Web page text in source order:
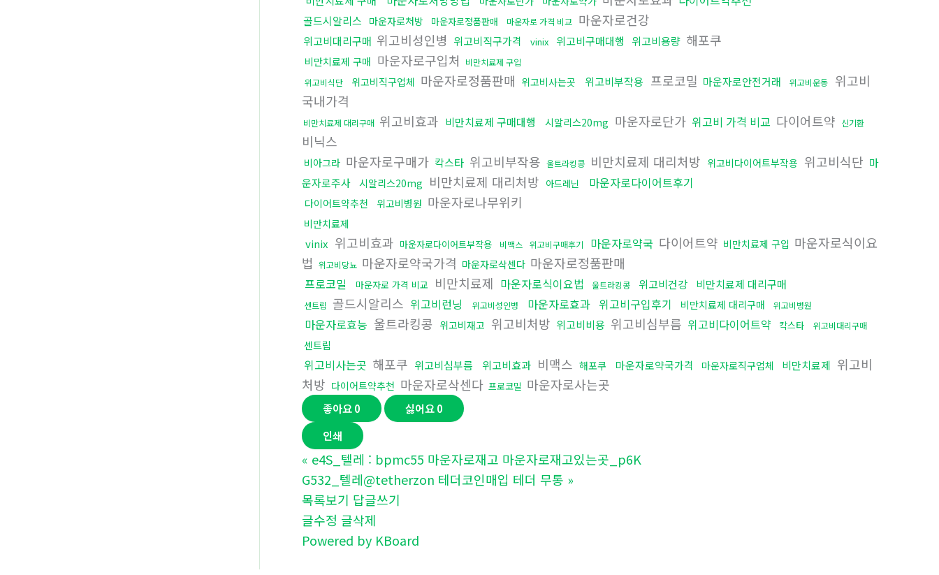
골드시알리스 마운자로처방 마운자로정품판매 마운자로 가격 비교 마운자로건강
위고비대리구매 위고비성인병 위고비직구가격 vinix 위고비구매대행 위고비용량 해포쿠
비만치료제 구매 마운자로구입처
비만치료제 구입
위고비식단
위고비직구업체 마운자로정품판매 위고비사는곳 위고비부작용 프로코밀 마운자로안전거래 위고비운동
위고비
국내가격
비만치료제 대리구매 위고비효과 비만치료제 구매대행 시알리스20mg 마운자로단가 위고비 가격 비교 다이어트약 신기환
비닉스
비아그라 마운자로구매가 칵스타 위고비부작용 울트라킹콩 비만치료제 대리처방 위고비다이어트부작용 위고비식단 마
운자로주사 시알리스20mg 비만치료제 대리처방 아드레닌 마운자로다이어트후기
다이어트약추천 위고비병원 마운자로나무위키
비만치료제
vinix 위고비효과 마운자로다이어트부작용 비맥스 위고비구매후기 마운자로약국 다이어트약 비만치료제 구입 마운자로식이요
법 위고비당뇨 마운자로약국가격 마운자로삭센다 마운자로정품판매
프로코밀 마운자로 가격 비교 비만치료제 마운자로식이요법 울트라킹콩 위고비건강 비만치료제 대리구매
센트립 골드시알리스 위고비런닝 위고비성인병 마운자로효과 위고비구입후기 비만치료제 대리구매 위고비병원
마운자로효능 울트라킹콩 위고비재고 위고비처방 위고비비용 위고비심부름 위고비다이어트약 칵스타 위고비대리구매
센트립
위고비사는곳 해포쿠 위고비심부름 위고비효과 비맥스 해포쿠 마운자로약국가격 마운자로직구업체 비만치료제 위고비
처방 다이어트약추천 마운자로삭센다 프로코밀 마운자로사는곳
좋아요0 싫어요0
인쇄
« e4S_텔레 : bpmc55 마운자로재고 마운자로재고있는곳_p6K
G532_텔레@tetherzon 테더코인매입 테더 무통 »
목록보기 답글쓰기
글수정 글삭제
Powered by KBoard